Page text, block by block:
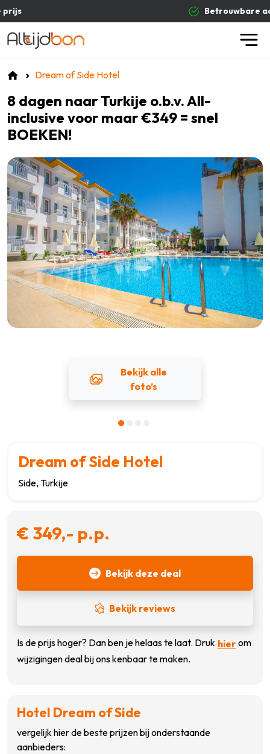
Betrouwbare aanbieders
Dream of Side Hotel
8 dagen naar Turkije o.b.v. All-
inclusive voor maar €349 = snel
BOEKEN!
Bekijk alle
foto’s
Dream of Side Hotel
Side, Turkije
€ 349,- p.p.
Bekijk deze deal
Bekijk reviews
Is de prijs hoger? Dan ben je helaas te laat. Druk hier om
wijzigingen deal bij ons kenbaar te maken.
Hotel Dream of Side
vergelijk hier de beste prijzen bij onderstaande
aanbieders: